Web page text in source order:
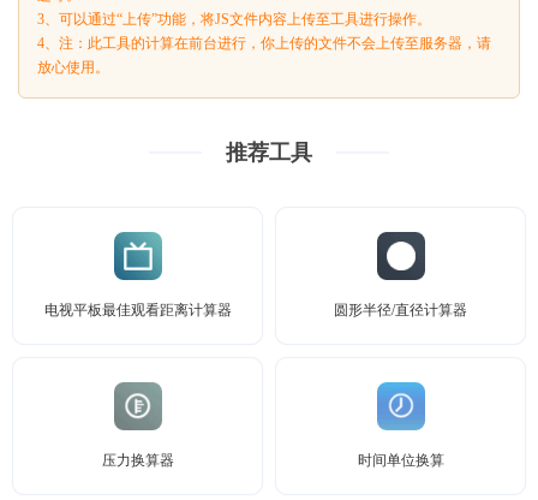
3、可以通过“上传”功能，将JS文件内容上传至工具进行操作。
4、注：此工具的计算在前台进行，你上传的文件不会上传至服务器，请
放心使用。
推荐工具
电视平板最佳观看距离计算器 圆形半径/直径计算器
压力换算器 时间单位换算